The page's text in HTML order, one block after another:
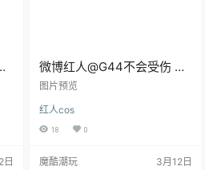
日
微博红人@G44不会受伤 芙
丽莲穆夏 [21P/232MB]
图片预览
红人cos
18 0
魔酷潮玩 3月12日